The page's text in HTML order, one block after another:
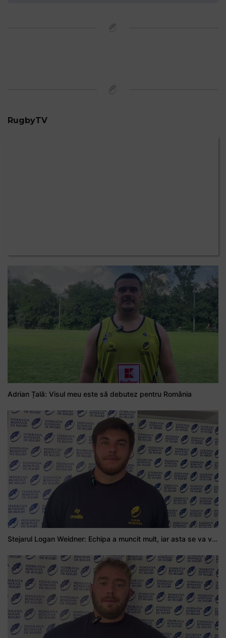
RugbyTV
Adrian Țală: Visul meu este să debutez pentru România
Stejarul Logan Weidner: Echipa a muncit mult, iar asta se va vedea în meciurile de la Nations Cup